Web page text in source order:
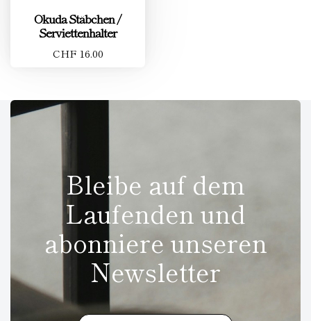
Okuda Stäbchen /
Serviettenhalter
CHF 16.00
Bleibe auf dem
Laufenden und
abonniere unseren
Newsletter